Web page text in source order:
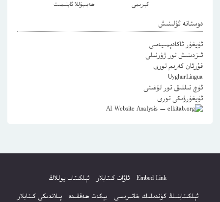
كېرىمى
ھەبىبۇللا ئابلىمىت
دوستانە ئۇلىنىش
ئۇيغۇر ئاكادېمىيەسى
ئىزدىنىش تور ژۇرنىلى
قۇرئان كەرىم تورى
UyghurLingua
ئۈچ تىللىق تور لۇغىتى
ئۇيغۇرۋىكى تورى
Embed Link ئاۋات كىتابلار
ئېلكىتاب يوللاڭ
ئېلكىتابنىڭ كۈندىلىك خاتىرىسى
بېكەت ھەققىدە
پىلاندىكى كىتابلار